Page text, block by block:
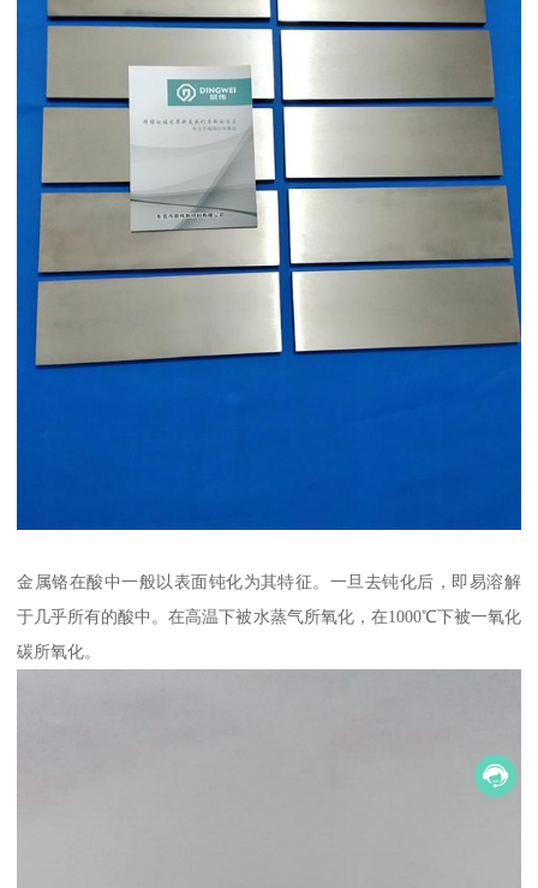
金属铬在酸中一般以表面钝化为其特征。一旦去钝化后，即易溶解
于几乎所有的酸中。在高温下被水蒸气所氧化，在1000℃下被一氧化
碳所氧化。